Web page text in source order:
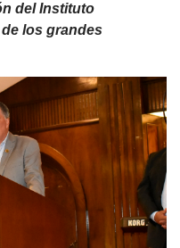
del Instituto
los grandes